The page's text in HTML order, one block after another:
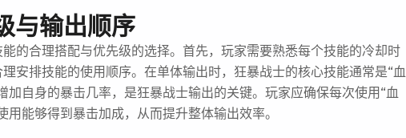
与输出顺序
的合理搭配与优先级的选择。首先，玩家需要熟悉每个技能的冷却时
安排技能的使用顺序。在单体输出时，狂暴战士的核心技能通常是“血
加自身的暴击几率，是狂暴战士输出的关键。玩家应确保每次使用“血
用能够得到暴击加成，从而提升整体输出效率。